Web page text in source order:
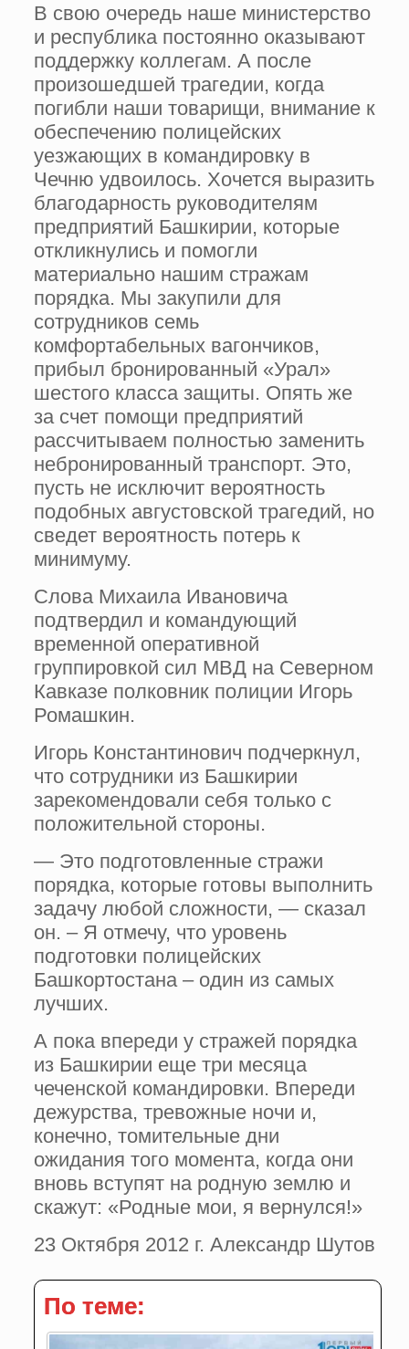
В свою очередь наше министерство
и республика постоянно оказывают
поддержку коллегам. А после
произошедшей трагедии, когда
погибли наши товарищи, внимание к
обеспечению полицейских
уезжающих в командировку в
Чечню удвоилось. Хочется выразить
благодарность руководителям
предприятий Башкирии, которые
откликнулись и помогли
материально нашим стражам
порядка. Мы закупили для
сотрудников семь
комфортабельных вагончиков,
прибыл бронированный «Урал»
шестого класса защиты. Опять же
за счет помощи предприятий
рассчитываем полностью заменить
небронированный транспорт. Это,
пусть не исключит вероятность
подобных августовской трагедий, но
сведет вероятность потерь к
минимуму.
Слова Михаила Ивановича
подтвердил и командующий
временной оперативной
группировкой сил МВД на Северном
Кавказе полковник полиции Игорь
Ромашкин.
Игорь Константинович подчеркнул,
что сотрудники из Башкирии
зарекомендовали себя только с
положительной стороны.
— Это подготовленные стражи
порядка, которые готовы выполнить
задачу любой сложности, — сказал
он. – Я отмечу, что уровень
подготовки полицейских
Башкортостана – один из самых
лучших.
А пока впереди у стражей порядка
из Башкирии еще три месяца
чеченской командировки. Впереди
дежурства, тревожные ночи и,
конечно, томительные дни
ожидания того момента, когда они
вновь вступят на родную землю и
скажут: «Родные мои, я вернулся!»
23 Октября 2012 г. Александр Шутов
По теме: